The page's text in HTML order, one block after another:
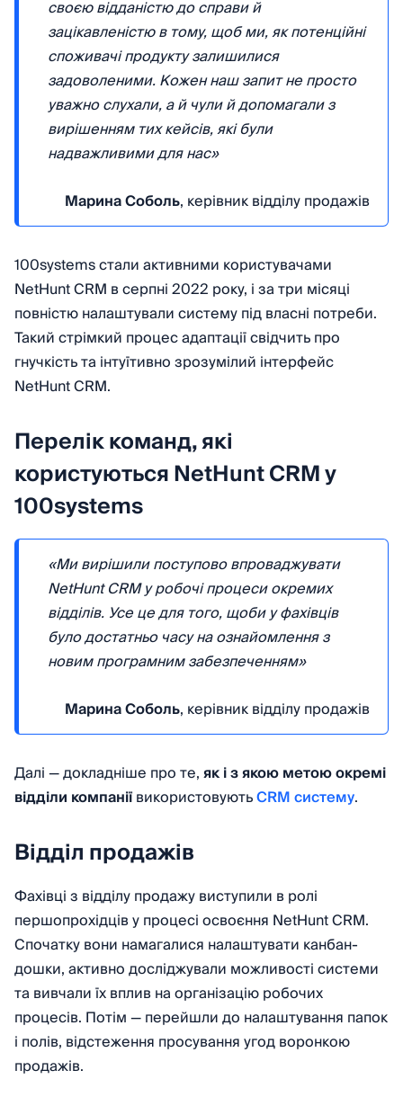
своєю відданістю до справи й
зацікавленістю в тому, щоб ми, як потенційні
споживачі продукту залишилися
задоволеними. Кожен наш запит не просто
уважно слухали, а й чули й допомагали з
вирішенням тих кейсів, які були
надважливими для нас»
Марина Соболь, керівник відділу продажів
100systems стали активними користувачами
NetHunt CRM в серпні 2022 року, і за три місяці
повністю налаштували систему під власні потреби.
Такий стрімкий процес адаптації свідчить про
гнучкість та інтуїтивно зрозумілий інтерфейс
NetHunt CRM.
Перелік команд, які
користуються NetHunt CRM у
100systems
«Ми вирішили поступово впроваджувати
NetHunt CRM у робочі процеси окремих
відділів. Усе це для того, щоби у фахівців
було достатньо часу на ознайомлення з
новим програмним забезпеченням»
Марина Соболь, керівник відділу продажів
Далі — докладніше про те,як і з якою метою окремі
відділи компаніївикористовуютьCRM систему.
Відділ продажів
Фахівці з відділу продажу виступили в ролі
першопрохідців у процесі освоєння NetHunt CRM.
Спочатку вони намагалися налаштувати канбан-
дошки, активно досліджували можливості системи
та вивчали їх вплив на організацію робочих
процесів. Потім — перейшли до налаштування папок
і полів, відстеження просування угод воронкою
продажів.